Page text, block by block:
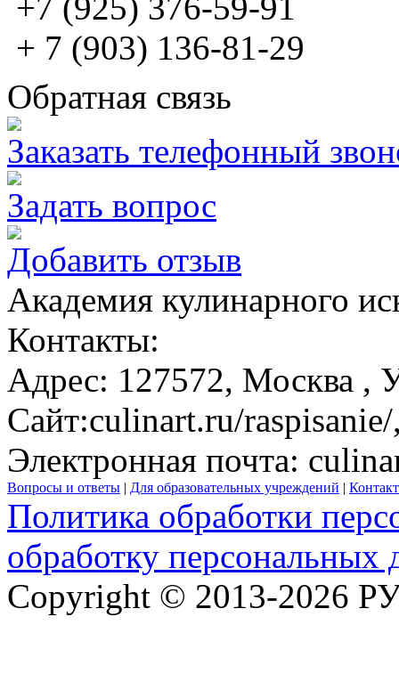
+ 7 (903) 136-81-29
Обратная связь
Заказать телефонный
Задать вопрос
Добавить отзыв
Академия кулинарного
Контакты:
Адрес: 127572, Москва ,
Сайт:culinart.ru/raspisanie/
Электронная почта:
Вопросы и ответы | Для образовательных учреждений |
Политика обработки
обработку персональных
Copyright © 2013-2026